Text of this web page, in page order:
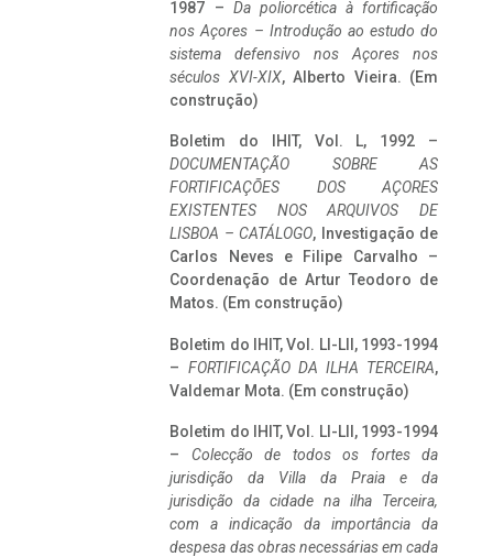
1987 – Da poliorcética à fortificação
nos Açores – Introdução ao estudo do
sistema defensivo nos Açores nos
séculos XVI-XIX, Alberto Vieira. (Em
construção)
Boletim do IHIT, Vol. L, 1992 –
DOCUMENTAÇÃO SOBRE AS
FORTIFICAÇÕES DOS AÇORES
EXISTENTES NOS ARQUIVOS DE
LISBOA – CATÁLOGO, Investigação de
Carlos Neves e Filipe Carvalho –
Coordenação de Artur Teodoro de
Matos. (Em construção)
Boletim do IHIT, Vol. LI-LII, 1993-1994
– FORTIFICAÇÃO DA ILHA TERCEIRA,
Valdemar Mota. (Em construção)
Boletim do IHIT, Vol. LI-LII, 1993-1994
– Colecção de todos os fortes da
jurisdição da Villa da Praia e da
jurisdição da cidade na ilha Terceira,
com a indicação da importância da
despesa das obras necessárias em cada